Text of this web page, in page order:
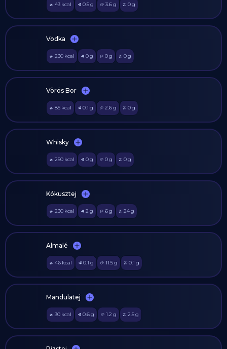
🔥 43 kcal 🥩 0.5g 🥔 3.6g 🫒 0g
Vodka
🔥 230 kcal 🥩 0g 🥔 0g 🫒 0g
Vörös Bor
🔥 85 kcal 🥩 0.1 g 🥔 2.6g 🫒 0g
Whisky
🔥 250 kcal 🥩 0g 🥔 0g 🫒 0g
Kókusztej
🔥 230 kcal 🥩 2 g 🥔 6g 🫒 24g
Almalé
🔥 46 kcal 🥩 0.1 g 🥔 11.5g 🫒 0.1 g
Mandulatej
🔥 30 kcal 🥩 0.6g 🥔 1.2 g 🫒 2.5g